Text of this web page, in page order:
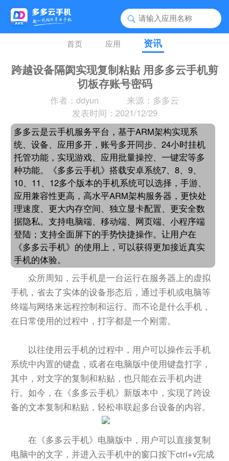
首页 应用 资讯
跨越设备隔阂实现复制粘贴 用多多云手机剪
切板存账号密码
作者：ddyun
来源：多多云
发表时间：2021/12/29
多多云是云手机服务平台，基于ARM架构实现系
统、设备、应用多开，账号多开同步、24小时挂机
托管功能，实现游戏、应用批量操控、一键宏等多
种功能。《多多云手机》搭载安卓系统7、8、9、
10、11、12多个版本的手机系统可以选择，手游、
应用兼容性更高，高水平ARM架构服务器，更快处
理速度、更大内存空间、独立显卡配置、更安全数
据隐私。支持电脑端、移动端、网页端、小程序端
登陆；支持全面屏下的手势快捷操作。让用户在
《多多云手机》的使用上，可以获得更加接近真实
手机的体验。
众所周知，云手机是一台运行在服务器上的虚拟
手机，省去了实体的设备形态后，通过手机或电脑等
终端与网络来远程控制和运行。而不论是什么手机，
在日常使用的过程中，打字都是一个刚需。
以往使用云手机的过程中，用户可以操作云手机
系统中内置的键盘，或者在电脑版中使用键盘打字，
其中，对文字的复制和粘贴，也只能在云手机内进
行。如今，在《多多云手机》新版本中，实现了跨设
备的文本复制和粘贴，轻松串联起多台设备的内容。
在《多多云手机》电脑版中，用户可以直接复制
电脑中的文字，并进入云手机中的窗口按下ctrl+v完成